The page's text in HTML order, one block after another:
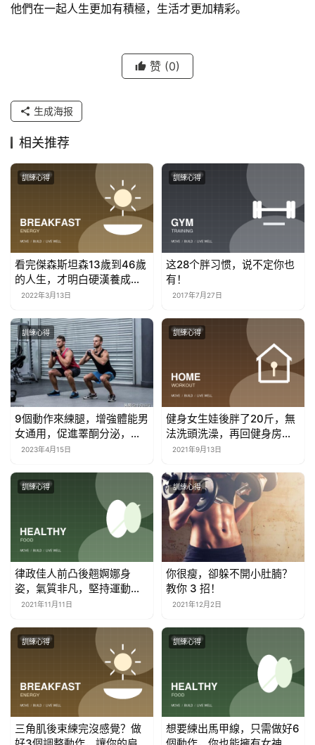
他們在一起人生更加有積極，生活才更加精彩。
赞 (0)
生成海报
相关推荐
訓練心得
看完傑森斯坦森13歲到46歲
的人生，才明白硬漢養成有
多不容易！
2022年3月13日
訓練心得
这28个胖习惯，说不定你也
有！
2017年7月27日
訓練心得
9個動作來練腿，增強體能男
女通用，促進睪酮分泌，塑
造完美腿型
2023年4月15日
訓練心得
健身女生娃後胖了20斤，無
法洗頭洗澡，再回健身房後
累的直哭！
2021年9月13日
訓練心得
律政佳人前凸後翹婀娜身
姿，氣質非凡，堅持運動是
關鍵
2021年11月11日
訓練心得
你很瘦，卻躲不開小肚腩？
教你 3 招！
2021年12月2日
訓練心得
三角肌後束練完沒感覺？做
訓練心得
想要練出馬甲線，只需做好6